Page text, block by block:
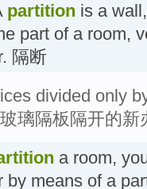
partition is a
part of a room,
隔断
divided only
璃隔板隔开的新
a room,
by means of a